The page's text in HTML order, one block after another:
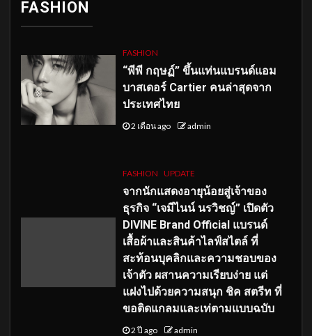
FASHION
FASHION
“พีพี กฤษฏ์” ขึ้นแท่นแบรนด์แอม
บาสเดอร์ Cartier คนล่าสุดจาก
ประเทศไทย
2 เดือน ago admin
FASHION UPDATE
จากนักแสดงอายุน้อยสู่เจ้าของ
ธุรกิจ “เจมีไนน์ นรวิชญ์” เปิดตัว
DIVINE Brand Official แบรนด์
เสื้อผ้าและสินค้าไลฟ์สไตล์ ที่
สะท้อนบุคลิกและความชอบของ
เจ้าตัว ผสานความเรียบง่าย แต่
แฝงไปด้วยความสนุก ชิค สตรีท ที่
ขอติดแกลมและเท่ตามแบบฉบับ
2 ปี ago admin